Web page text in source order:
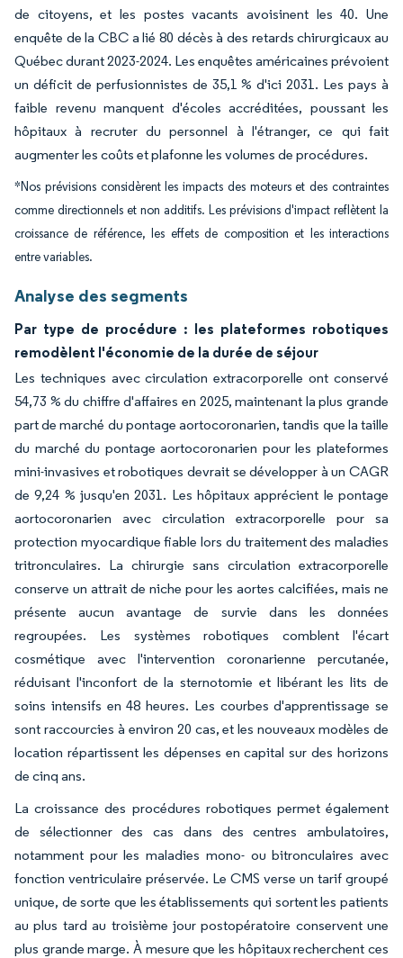
de citoyens, et les postes vacants avoisinent les 40. Une
enquête de la CBC a lié 80 décès à des retards chirurgicaux au
Québec durant 2023-2024. Les enquêtes américaines prévoient
un déficit de perfusionnistes de 35,1 % d'ici 2031. Les pays à
faible revenu manquent d'écoles accréditées, poussant les
hôpitaux à recruter du personnel à l'étranger, ce qui fait
augmenter les coûts et plafonne les volumes de procédures.
*Nos prévisions considèrent les impacts des moteurs et des contraintes
comme directionnels et non additifs. Les prévisions d'impact reflètent la
croissance de référence, les effets de composition et les interactions
entre variables.
Analyse des segments
Par type de procédure : les plateformes robotiques
remodèlent l'économie de la durée de séjour
Les techniques avec circulation extracorporelle ont conservé
54,73 % du chiffre d'affaires en 2025, maintenant la plus grande
part de marché du pontage aortocoronarien, tandis que la taille
du marché du pontage aortocoronarien pour les plateformes
mini-invasives et robotiques devrait se développer à un CAGR
de 9,24 % jusqu'en 2031. Les hôpitaux apprécient le pontage
aortocoronarien avec circulation extracorporelle pour sa
protection myocardique fiable lors du traitement des maladies
tritronculaires. La chirurgie sans circulation extracorporelle
conserve un attrait de niche pour les aortes calcifiées, mais ne
présente aucun avantage de survie dans les données
regroupées. Les systèmes robotiques comblent l'écart
cosmétique avec l'intervention coronarienne percutanée,
réduisant l'inconfort de la sternotomie et libérant les lits de
soins intensifs en 48 heures. Les courbes d'apprentissage se
sont raccourcies à environ 20 cas, et les nouveaux modèles de
location répartissent les dépenses en capital sur des horizons
de cinq ans.
La croissance des procédures robotiques permet également
de sélectionner des cas dans des centres ambulatoires,
notamment pour les maladies mono- ou bitronculaires avec
fonction ventriculaire préservée. Le CMS verse un tarif groupé
unique, de sorte que les établissements qui sortent les patients
au plus tard au troisième jour postopératoire conservent une
plus grande marge. À mesure que les hôpitaux recherchent ces